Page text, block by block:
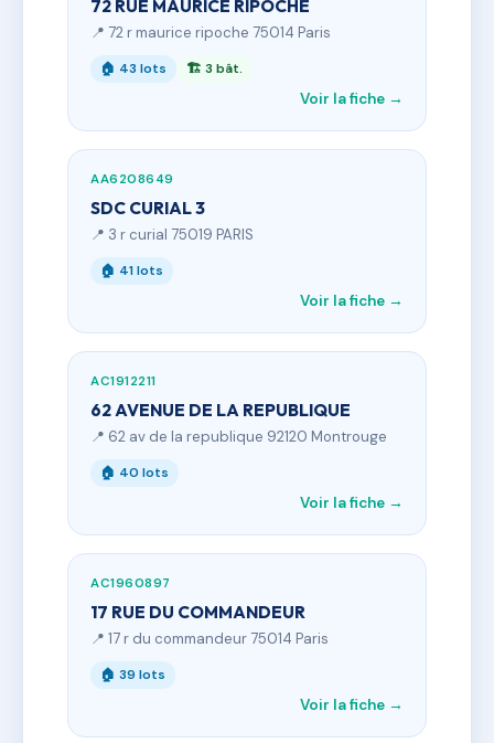
72 RUE MAURICE RIPOCHE
📍 72 r maurice ripoche 75014 Paris
🏠 43 lots 🏗 3 bât.
Voir la fiche →
AA6208649
SDC CURIAL 3
📍 3 r curial 75019 PARIS
🏠 41 lots
Voir la fiche →
AC1912211
62 AVENUE DE LA REPUBLIQUE
📍 62 av de la republique 92120 Montrouge
🏠 40 lots
Voir la fiche →
AC1960897
17 RUE DU COMMANDEUR
📍 17 r du commandeur 75014 Paris
🏠 39 lots
Voir la fiche →